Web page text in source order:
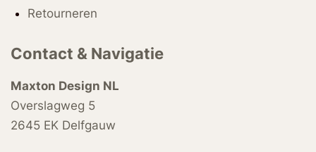
Retourneren
Contact & Navigatie
Maxton Design NL
Overslagweg 5
2645 EK Delfgauw